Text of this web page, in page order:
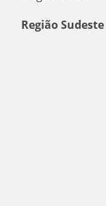
Região Sudeste